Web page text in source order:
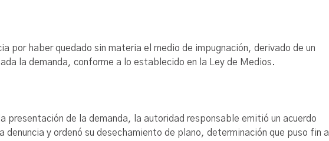
por haber quedado sin materia el medio de impugnación, derivado de un
la demanda, conforme a lo establecido en la Ley de Medios.
presentación de la demanda, la autoridad responsable emitió un acuerdo
y ordenó su desechamiento de plano, determinación que puso fin a